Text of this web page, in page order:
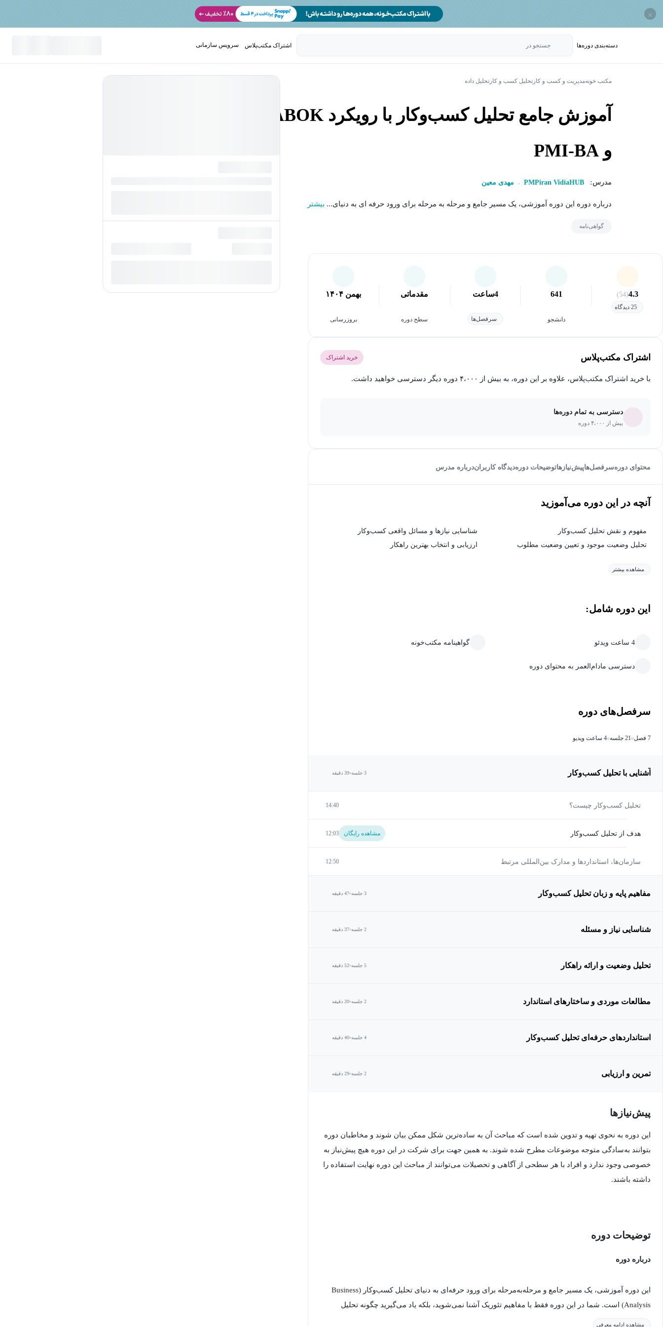
×
دسته‌بندی‌ دوره‌ها جستجو در اشتراک مکتب‌پلاس سرویس سازمانی
مکتب خونهمدیریت و کسب و کار تحلیل کسب و کار تحلیل داده
آموزش جامع تحلیل کسب‌وکار با رویکرد BABOK
و PMI-BA
مدرس: PMPiran VidiaHUB مهدی معین
درباره دوره این دوره آموزشی، یک مسیر جامع و مرحله به مرحله برای ورود حرفه ای به دنیای... بیشتر
گواهی‌نامه
4.3
(54)
25 دیدگاه
641
دانشجو
4ساعت
سرفصل‌ها
مقدماتی
سطح دوره بروزرسانی
بهمن ۱۴۰۴
اشتراک مکتب‌پلاس خرید اشتراک
با خرید اشتراک مکتب‌پلاس، علاوه بر این دوره، به بیش از ۴،۰۰۰ دوره دیگر دسترسی خواهید داشت.
دسترسی به تمام دوره‌ها
بیش از ۴،۰۰۰ دوره
محتوای دورهسرفصل‌هاپیش‌نیاز‌هاتوضیحات دورهدیدگاه کاربراندرباره مدرس
آنچه در این دوره می‌آموزید
مفهوم و نقش تحلیل کسب‌وکار
شناسایی نیازها و مسائل واقعی کسب‌وکار
تحلیل وضعیت موجود و تعیین وضعیت مطلوب
ارزیابی و انتخاب بهترین راهکار
مشاهده بیشتر
این دوره شامل:
4 ساعت ویدئو گواهینامه مکتب‌خونه
دسترسی مادام‌العمر به محتوای دوره
سرفصل‌های دوره
7 فصل 21 جلسه 4 ساعت ویدیو
آشنایی با تحلیل کسب‌وکار 3 جلسه 39 دقیقه
تحلیل کسب‌وکار چیست؟ 14:40
هدف از تحلیل کسب‌وکار مشاهده رایگان 12:03
سازمان‌ها، استانداردها و مدارک بین‌المللی مرتبط 12:50
مفاهیم پایه و زبان تحلیل کسب‌وکار 3 جلسه 47 دقیقه
شناسایی نیاز و مسئله 2 جلسه 37 دقیقه
تحلیل وضعیت و ارائه راهکار 5 جلسه 52 دقیقه
مطالعات موردی و ساختارهای استاندارد 2 جلسه 20 دقیقه
استانداردهای حرفه‌ای تحلیل کسب‌وکار 4 جلسه 40 دقیقه
تمرین و ارزیابی 2 جلسه 29 دقیقه
پیش‌نیاز‌ها
این دوره به نحوی تهیه و تدوین شده است که مباحث آن به ساده‌ترین شکل ممکن بیان شوند و مخاطبان دوره
بتوانند به‌سادگی متوجه موضوعات مطرح شده شوند. به همین جهت برای شرکت در این دوره هیچ پیش‌نیاز به
خصوصی وجود ندارد و افراد با هر سطحی از آگاهی و تحصیلات می‌توانند از مباحث این دوره نهایت استفاده را
داشته باشند.
توضیحات دوره
درباره دوره
این دوره آموزشی، یک مسیر جامع و مرحله‌به‌مرحله برای ورود حرفه‌ای به دنیای تحلیل کسب‌وکار (Business
Analysis) است. شما در این دوره فقط با مفاهیم تئوریک آشنا نمی‌شوید، بلکه یاد می‌گیرید چگونه تحلیل
مشاهده ادامه معرفی